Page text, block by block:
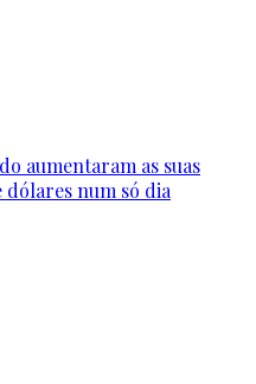
aumentaram as suas
num só dia